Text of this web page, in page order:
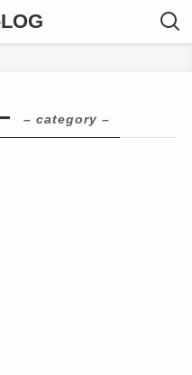
– category –